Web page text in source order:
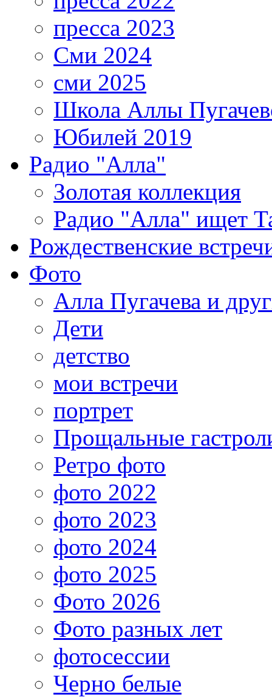
пресса 2023
Сми 2024
сми 2025
Школа Аллы
Юбилей 2019
Радио "Алла"
Золотая коллекция
Радио "Алла" ищет
Рождественские
Фото
Алла Пугачева и
Дети
детство
мои встречи
портрет
Прощальные
Ретро фото
фото 2022
фото 2023
фото 2024
фото 2025
Фото 2026
Фото разных лет
фотосессии
Черно белые